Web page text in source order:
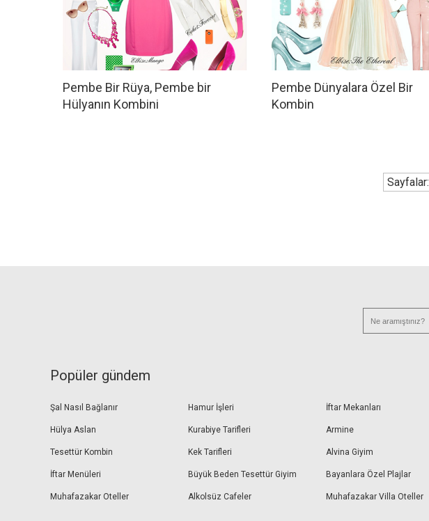
Pembe Bir Rüya, Pembe bir
Hülyanın Kombini
Pembe Dünyalara Özel Bir
Kombin
Sayfalar:
Popüler gündem
Şal Nasıl Bağlanır
Hülya Aslan
Tesettür Kombin
İftar Menüleri
Muhafazakar Oteller
Hamur İşleri
Kurabiye Tarifleri
Kek Tarifleri
Büyük Beden Tesettür Giyim
Alkolsüz Cafeler
İftar Mekanları
Armine
Alvina Giyim
Bayanlara Özel Plajlar
Muhafazakar Villa Oteller